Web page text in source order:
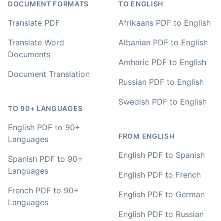
Your service and product truly is the best and best
value I have found after hours of searching
🇿🇦 Johannesburg, South Africa
I used to do transcriptions the old way many years ago.
It was quite time consuming. Later I used real time
transcribing with my recordings, which was helpful. This
newer AI tool is way more accurate than transcribing
software I used before, did quite well with different
accents in Turkish, and did the job quite fast, highly
recommended.
Fikret
🇳🇱 Netherlands
DOCUMENT FORMATS
Translate PDF
Translate Word
Documents
Document Translation
TO 90+ LANGUAGES
English PDF to 90+
Languages
Spanish PDF to 90+
Languages
French PDF to 90+
Languages
TO ENGLISH
Afrikaans PDF to English
Albanian PDF to English
Amharic PDF to English
Russian PDF to English
Swedish PDF to English
FROM ENGLISH
English PDF to Spanish
English PDF to French
English PDF to German
English PDF to Russian